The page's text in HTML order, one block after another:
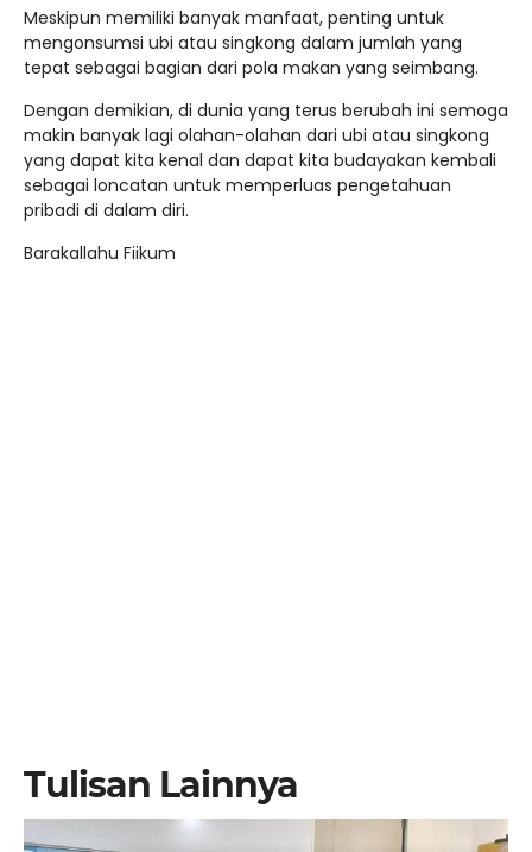
Meskipun memiliki banyak manfaat, penting untuk
mengonsumsi ubi atau singkong dalam jumlah yang
tepat sebagai bagian dari pola makan yang seimbang.
Dengan demikian, di dunia yang terus berubah ini semoga
makin banyak lagi olahan-olahan dari ubi atau singkong
yang dapat kita kenal dan dapat kita budayakan kembali
sebagai loncatan untuk memperluas pengetahuan
pribadi di dalam diri.
Barakallahu Fiikum
Tulisan Lainnya